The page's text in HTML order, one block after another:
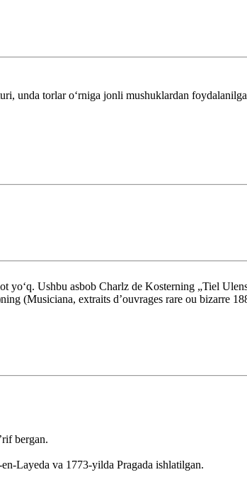
unda torlar oʻrniga jonli mushuklardan
yoʻq. Ushbu asbob Charlz de Kosterning „Tiel
(Musiciana, extraits d’ouvrages rare ou bizarre
bergan.
Layeda va 1773-yilda Pragada ishlatilgan.